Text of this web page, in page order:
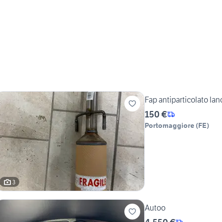
3
Fap antiparticolato
150 €
Portomaggiore (FE)
Autoo